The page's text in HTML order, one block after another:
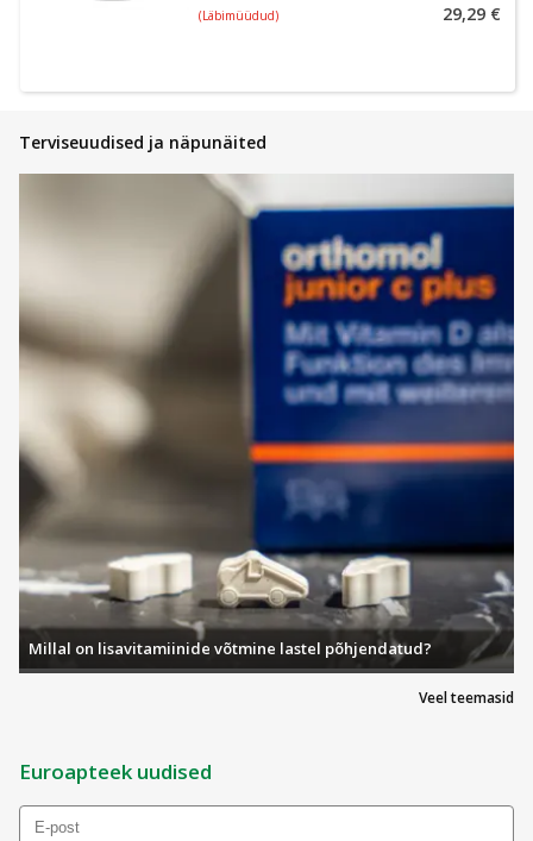
(Läbimüüdud) 29,29 €
Terviseuudised ja näpunäited
Veel teemasid
Millal on lisavitamiinide võtmine lastel põhjendatud?
Euroapteek uudised